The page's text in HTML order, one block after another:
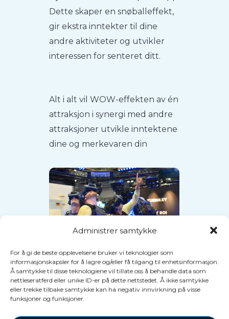
Administrer samtykke
For å gi de beste opplevelsene bruker vi teknologier som
informasjonskapsler for å lagre og/eller få tilgang til enhetsinformasjon.
Å samtykke til disse teknologiene vil tillate oss å behandle data som
nettleseratferd eller unike ID-er på dette nettstedet. Å ikke samtykke
eller trekke tilbake samtykke kan ha negativ innvirkning på visse
funksjoner og funksjoner.
Dette skaper en snøballeffekt,
gir ekstra inntekter til dine
andre aktiviteter og utvikler
interessen for senteret ditt.
Alt i alt vil WOW-effekten av én
attraksjon i synergi med andre
attraksjoner utvikle inntektene
dine og merkevaren din
Opprettelsen av
repetisjonsspill